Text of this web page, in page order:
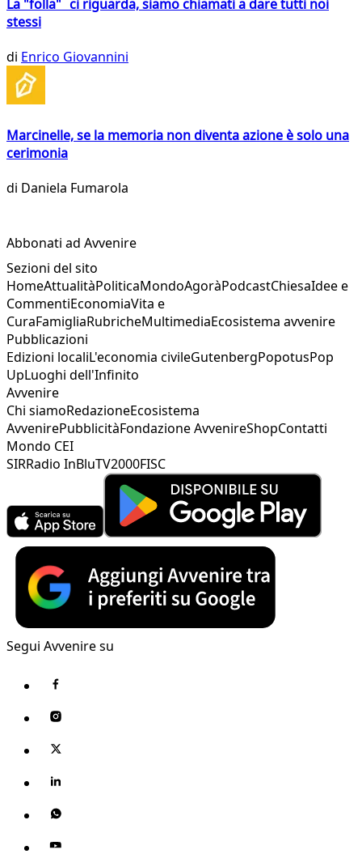
La "folla" ci riguarda, siamo chiamati a dare tutti noi
stessi
di Enrico Giovannini
Marcinelle, se la memoria non diventa azione è solo una
cerimonia
di Daniela Fumarola
Abbonati ad Avvenire
Sezioni del sito
HomeAttualitàPoliticaMondoAgoràPodcastChiesaIdee e
CommentiEconomiaVita e
CuraFamigliaRubricheMultimediaEcosistema avvenire
Pubblicazioni
Edizioni localiL'economia civileGutenbergPopotusPop
UpLuoghi dell'Infinito
Avvenire
Chi siamoRedazioneEcosistema
AvvenirePubblicitàFondazione AvvenireShopContatti
Mondo CEI
SIRRadio InBluTV2000FISC
Segui Avvenire su